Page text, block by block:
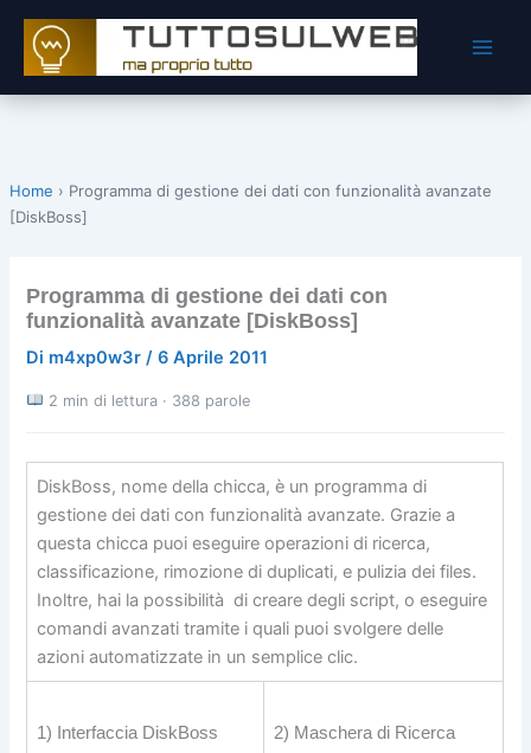
contenuto
Home › Programma di gestione dei dati con funzionalità avanzate
[DiskBoss]
Programma di gestione dei dati con
funzionalità avanzate [DiskBoss]
Di m4xp0w3r/6 Aprile 2011
2 min di lettura · 388 parole
DiskBoss, nome della chicca, è un programma di
gestione dei dati con funzionalità avanzate. Grazie a
questa chicca puoi eseguire operazioni di ricerca,
classificazione, rimozione di duplicati, e pulizia dei files.
Inoltre, hai la possibilità di creare degli script, o eseguire
comandi avanzati tramite i quali puoi svolgere delle
azioni automatizzate in un semplice clic.
1) Interfaccia DiskBoss 2) Maschera di Ricerca